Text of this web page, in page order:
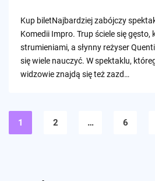
Kup biletNajbardziej zabójczy
Komedii Impro. Trup ściele się gęsto,
strumieniami, a słynny reżyser
się wiele nauczyć. W spektaklu,
widzowie znajdą się też zazd…
wpisów
1 2 … 6